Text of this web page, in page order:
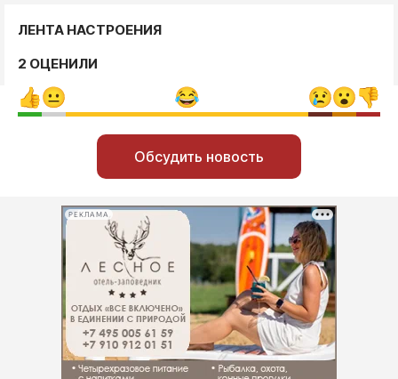
ЛЕНТА НАСТРОЕНИЯ
2 ОЦЕНИЛИ
Обсудить новость
РЕКЛАМА